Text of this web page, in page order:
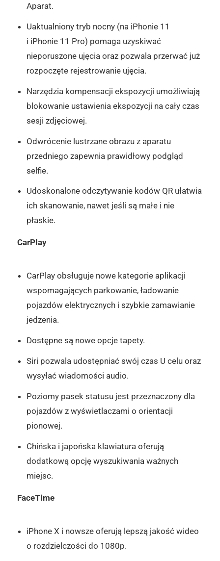
Aparat.
Uaktualniony tryb nocny (na iPhonie 11
i iPhonie 11 Pro) pomaga uzyskiwać
nieporuszone ujęcia oraz pozwala przerwać już
rozpoczęte rejestrowanie ujęcia.
Narzędzia kompensacji ekspozycji umożliwiają
blokowanie ustawienia ekspozycji na cały czas
sesji zdjęciowej.
Odwrócenie lustrzane obrazu z aparatu
przedniego zapewnia prawidłowy podgląd
selfie.
Udoskonalone odczytywanie kodów QR ułatwia
ich skanowanie, nawet jeśli są małe i nie
płaskie.
CarPlay
CarPlay obsługuje nowe kategorie aplikacji
wspomagających parkowanie, ładowanie
pojazdów elektrycznych i szybkie zamawianie
jedzenia.
Dostępne są nowe opcje tapety.
Siri pozwala udostępniać swój czas U celu oraz
wysyłać wiadomości audio.
Poziomy pasek statusu jest przeznaczony dla
pojazdów z wyświetlaczami o orientacji
pionowej.
Chińska i japońska klawiatura oferują
dodatkową opcję wyszukiwania ważnych
miejsc.
FaceTime
iPhone X i nowsze oferują lepszą jakość wideo
o rozdzielczości do 1080p.